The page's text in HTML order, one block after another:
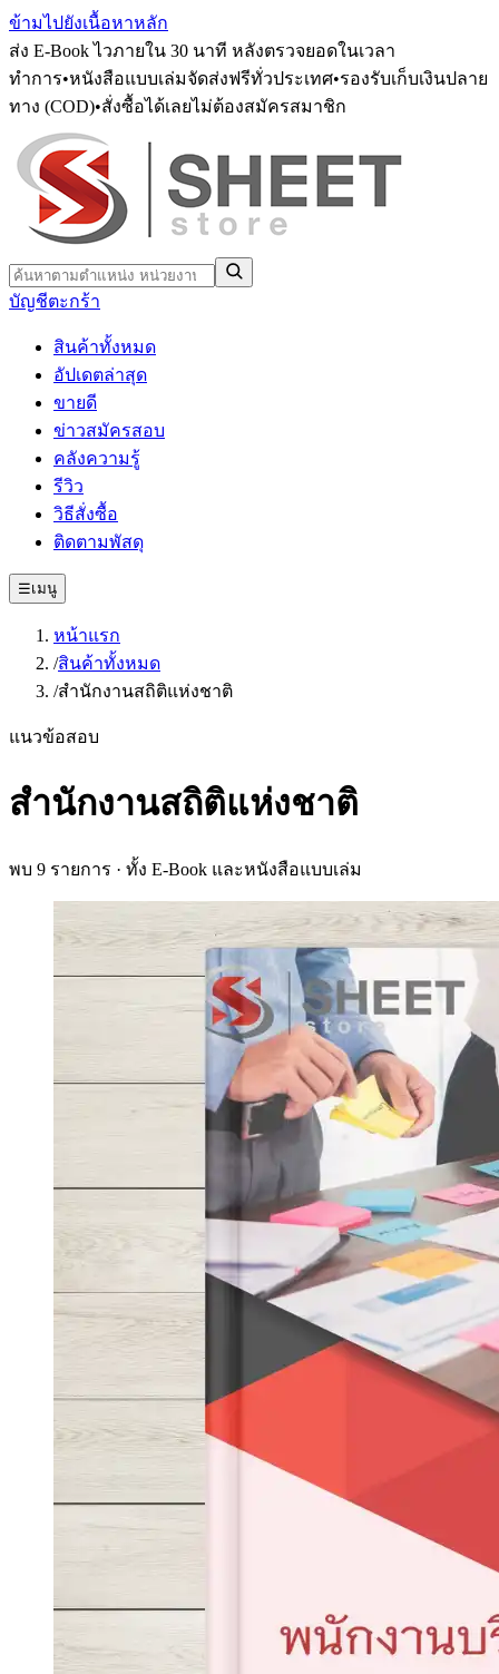
ข้ามไปยังเนื้อหาหลัก
ส่ง E-Book ไวภายใน 30 นาที หลังตรวจยอดในเวลา
ทำการ•หนังสือแบบเล่มจัดส่งฟรีทั่วประเทศ•รองรับเก็บเงินปลาย
ทาง (COD)•สั่งซื้อได้เลยไม่ต้องสมัครสมาชิก
บัญชีตะกร้า
สินค้าทั้งหมด
อัปเดตล่าสุด
ขายดี
ข่าวสมัครสอบ
คลังความรู้
รีวิว
วิธีสั่งซื้อ
ติดตามพัสดุ
☰เมนู
หน้าแรก
/สินค้าทั้งหมด
/สำนักงานสถิติแห่งชาติ
แนวข้อสอบ
สำนักงานสถิติแห่งชาติ
พบ 9 รายการ · ทั้ง E-Book และหนังสือแบบเล่ม